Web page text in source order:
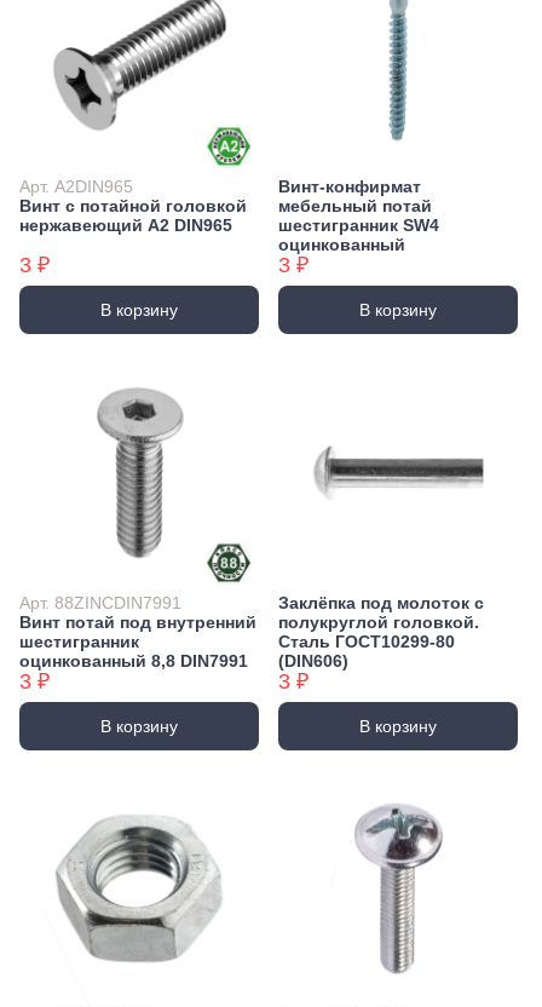
Арт. А2DIN965
Винт с потайной головкой
нержавеющий А2 DIN965
3 ₽
В корзину
Винт-конфирмат
мебельный потай
шестигранник SW4
оцинкованный
3 ₽
В корзину
Арт. 88ZINCDIN7991
Винт потай под внутренний
шестигранник
оцинкованный 8,8 DIN7991
3 ₽
В корзину
Заклёпка под молоток с
полукруглой головкой.
Сталь ГОСТ10299-80
(DIN606)
3 ₽
В корзину